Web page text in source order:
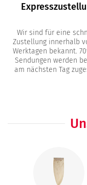
Wir sind für eine
Zustellung innerhalb
Werktagen bekannt.
Sendungen werden
am nächsten Tag